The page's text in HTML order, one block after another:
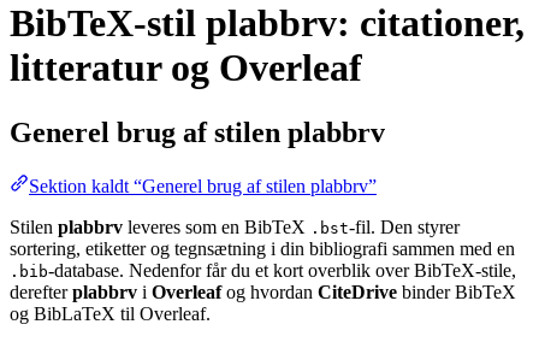
BibTeX-stil plabbrv: citationer,
litteratur og Overleaf
Generel brug af stilen plabbrv
Sektion kaldt “Generel brug af stilen plabbrv”
Stilen plabbrv leveres som en BibTeX .bst-fil. Den styrer
sortering, etiketter og tegnsætning i din bibliografi sammen med en
.bib-database. Nedenfor får du et kort overblik over BibTeX-stile,
derefterplabbrv i Overleafog hvordan CiteDrive binder BibTeX
og BibLaTeX til Overleaf.